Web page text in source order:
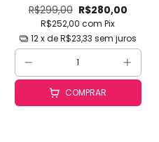
Alisamento
Diferenciado para
Cabelos Loiros, Difíceis,
Ressecados e
Danificados
R$299,00 R$280,00
R$252,00com Pix
12x deR$23,33 sem juros
COMPRAR